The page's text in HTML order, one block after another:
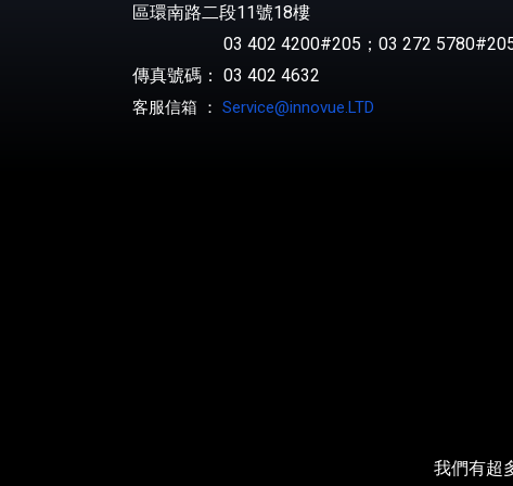
區環南路二段11號18樓
03 402 4200#205；03 272
傳真號碼： 03 402 4632
客服信箱 ： Service@innovue.LTD
我們有超